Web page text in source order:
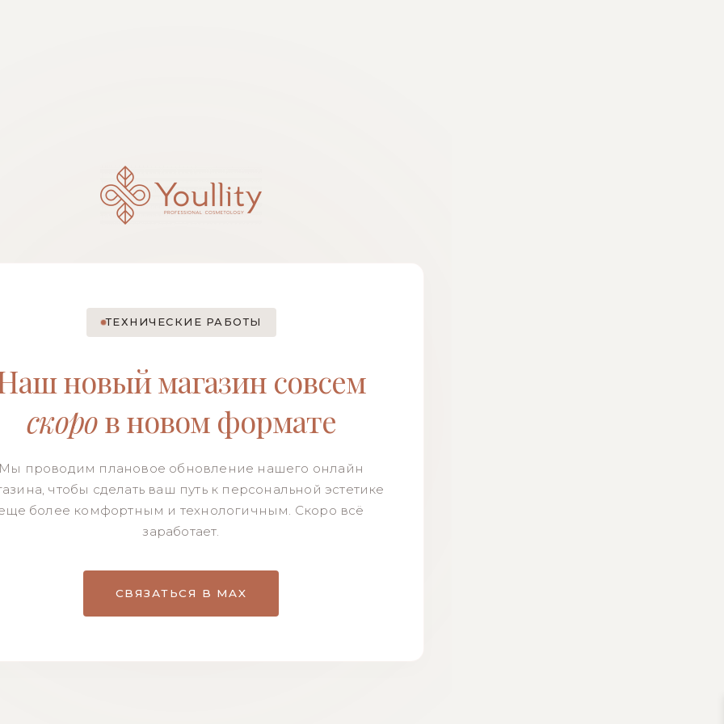
ТЕХНИЧЕСКИЕ РАБОТЫ
новый магазин совсем
скоров новом формате
проводим плановое обновление нашего онлайн
чтобы сделать ваш путь к персональной эстетике
более комфортным и технологичным. Скоро всё
заработает.
СВЯЗАТЬСЯ В MAX